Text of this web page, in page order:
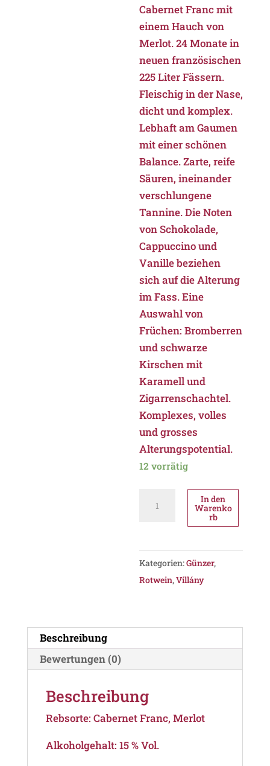
Cabernet Franc mit
einem Hauch von
Merlot. 24 Monate in
neuen französischen
225 Liter Fässern.
Fleischig in der Nase,
dicht und komplex.
Lebhaft am Gaumen
mit einer schönen
Balance. Zarte, reife
Säuren, ineinander
verschlungene
Tannine. Die Noten
von Schokolade,
Cappuccino und
Vanille beziehen
sich auf die Alterung
im Fass. Eine
Auswahl von
Früchen: Bromberren
und schwarze
Kirschen mit
Karamell und
Zigarrenschachtel.
Komplexes, volles
und grosses
Alterungspotential.
12 vorrätig
Tamás
2021,
PDO
Villány
In den
Warenko
rb
Kategorien:Günzer,
Rotwein,Villány
Beschreibung
Bewertungen (0)
Beschreibung
Rebsorte: Cabernet Franc, Merlot
Alkoholgehalt: 15 % Vol.